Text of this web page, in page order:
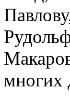
многих